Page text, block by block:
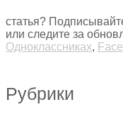
статья?
или следите за
Одноклассниках,
Рубрики